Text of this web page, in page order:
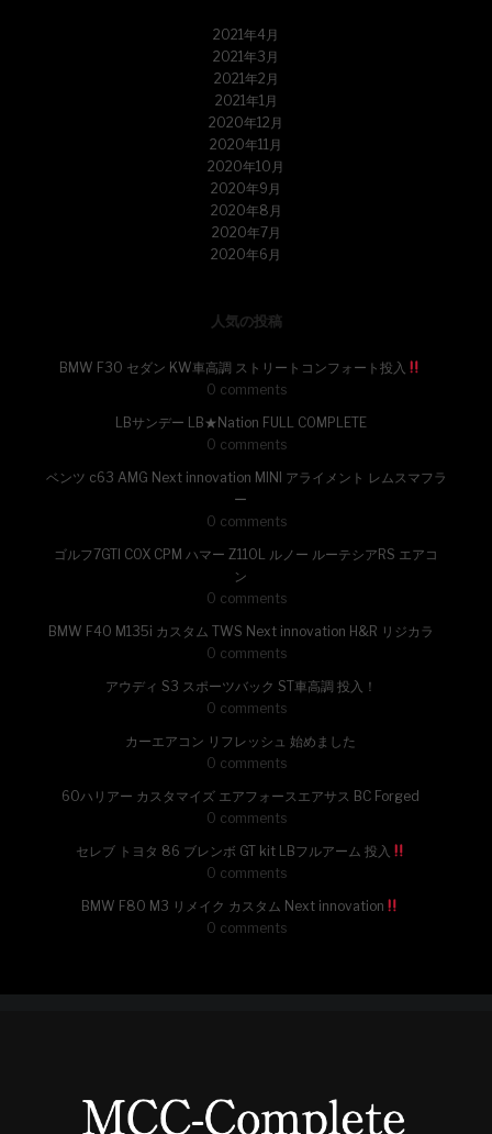
2021年4月
2021年3月
2021年2月
2021年1月
2020年12月
2020年11月
2020年10月
2020年9月
2020年8月
2020年7月
2020年6月
人気の投稿
BMW F30 セダン KW車高調 ストリートコンフォート投入
0 comments
LBサンデー LB★Nation FULL COMPLETE
0 comments
ベンツ c63 AMG Next innovation MINI アライメント レムスマフラ
ー
0 comments
ゴルフ7GTI COX CPM ハマー Z110L ルノー ルーテシアRS エアコ
ン
0 comments
BMW F40 M135i カスタム TWS Next innovation H&R リジカラ
0 comments
アウディ S3 スポーツバック ST車高調 投入！
0 comments
カーエアコン リフレッシュ 始めました
0 comments
60ハリアー カスタマイズ エアフォースエアサス BC Forged
0 comments
セレブ トヨタ 86 ブレンボ GT kit LBフルアーム 投入
0 comments
BMW F80 M3 リメイク カスタム Next innovation
0 comments